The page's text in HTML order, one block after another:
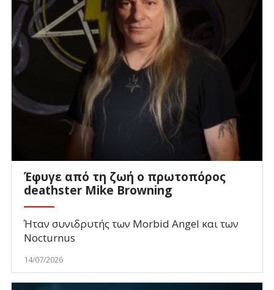
Έφυγε από τη ζωή ο πρωτοπόρος
deathster Mike Browning
Ήταν συνιδρυτής των Morbid Angel και των
Nocturnus
14/07/2026